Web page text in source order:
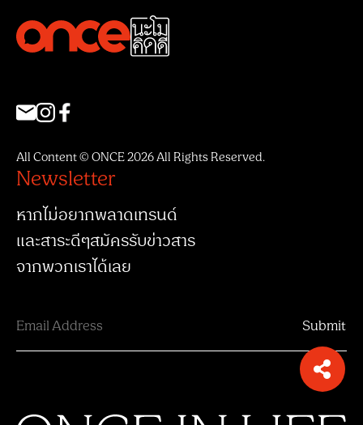
All Content © ONCE 2026 All Rights Reserved.
Newsletter
หากไม่อยากพลาดเทรนด์
และสาระดีๆสมัครรับข่าวสาร
จากพวกเราได้เลย